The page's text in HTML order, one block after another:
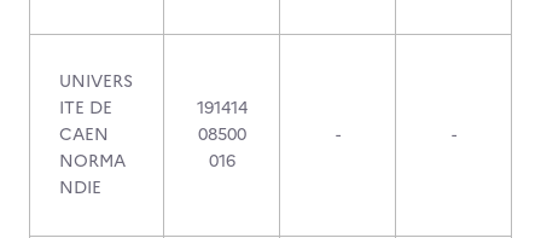
UNIVERS
ITE DE
CAEN
NORMA
NDIE
191414
08500
016
- -